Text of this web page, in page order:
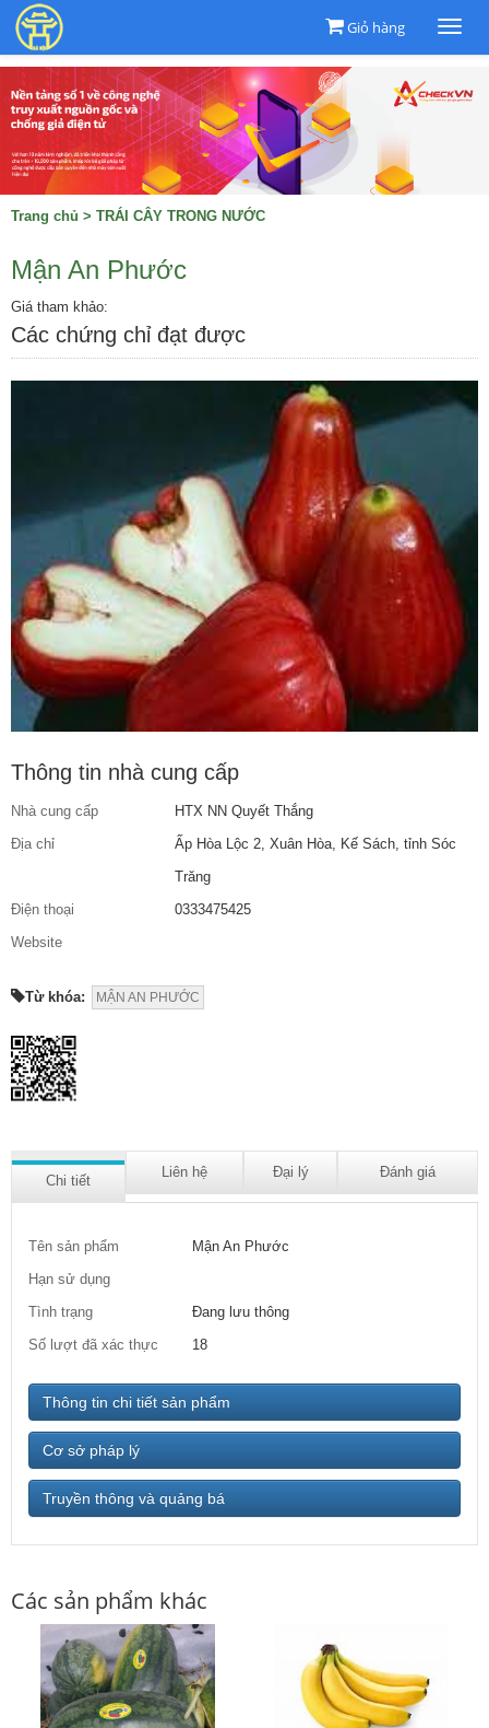
Giỏ hàng
Trang chủ > TRÁI CÂY TRONG NƯỚC
Mận An Phước
Giá tham khảo:
Các chứng chỉ đạt được
Thông tin nhà cung cấp
Nhà cung cấp
HTX NN Quyết Thắng
Địa chỉ
Ấp Hòa Lộc 2, Xuân Hòa, Kế Sách, tỉnh Sóc
Trăng
Điện thoại
0333475425
Website
Từ khóa: MẬN AN PHƯỚC
Chi tiết
Liên hệ Đại lý Đánh giá
Tên sản phẩm
Mận An Phước
Hạn sử dụng
Tình trạng
Đang lưu thông
Số lượt đã xác thực
18
Thông tin chi tiết sản phẩm
Cơ sở pháp lý
Truyền thông và quảng bá
Các sản phẩm khác